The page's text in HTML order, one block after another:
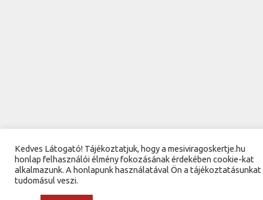
Kedves Látogató! Tájékoztatjuk, hogy a mesiviragoskertje.hu
honlap felhasználói élmény fokozásának érdekében cookie-kat
alkalmazunk. A honlapunk használatával Ön a tájékoztatásunkat
tudomásul veszi.